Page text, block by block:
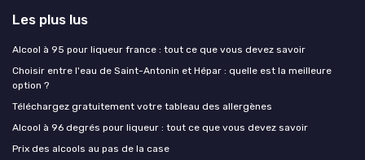
Les plus lus
Alcool à 95 pour liqueur france : tout ce que vous devez savoir
Choisir entre l'eau de Saint-Antonin et Hépar : quelle est la meilleure
option ?
Téléchargez gratuitement votre tableau des allergènes
Alcool à 96 degrés pour liqueur : tout ce que vous devez savoir
Prix des alcools au pas de la case